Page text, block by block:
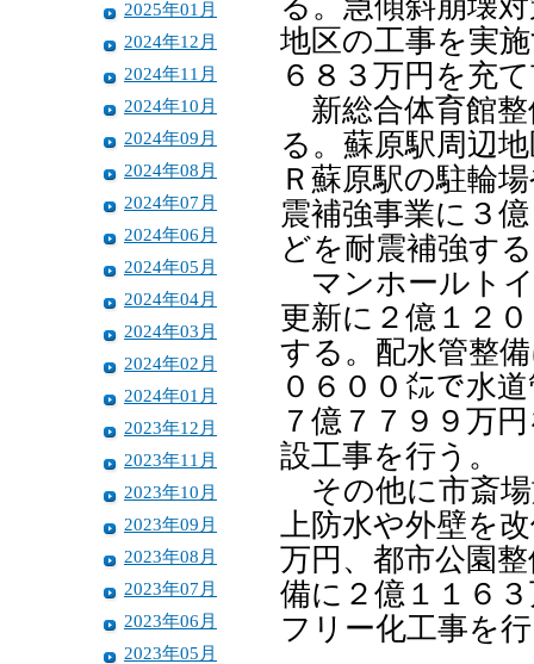
2025年01月
2024年12月
2024年11月
2024年10月
2024年09月
2024年08月
2024年07月
2024年06月
2024年05月
2024年04月
2024年03月
2024年02月
2024年01月
2023年12月
2023年11月
2023年10月
2023年09月
2023年08月
2023年07月
2023年06月
2023年05月
地区の工事を実
６８３万円を充
新総合体育館整
る。蘇原駅周辺
Ｒ蘇原駅の駐輪
震補強事業に３
どを耐震補強す
マンホールトイ
更新に２億１２
する。配水管整
０６００㍍で水
７億７７９９万
設工事を行う。
その他に市斎場
上防水や外壁を
万円、都市公園
備に２億１１６
フリー化工事を